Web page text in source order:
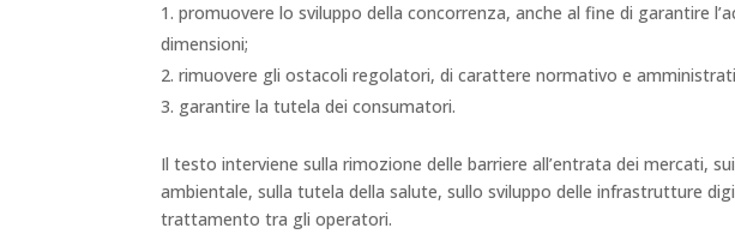
promuovere lo sviluppo della concorrenza, anche al fine di garantire
dimensioni;
rimuovere gli ostacoli regolatori, di carattere normativo e
garantire la tutela dei consumatori.
Il testo interviene sulla rimozione delle barriere all’entrata dei mercati,
ambientale, sulla tutela della salute, sullo sviluppo delle infrastrutture
trattamento tra gli operatori.